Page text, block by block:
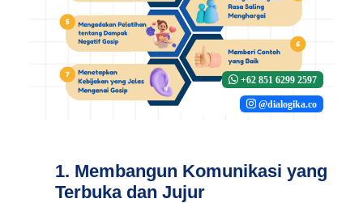
+62 851 6299 2597
@dialogika.co
1. Membangun Komunikasi yang
Terbuka dan Jujur